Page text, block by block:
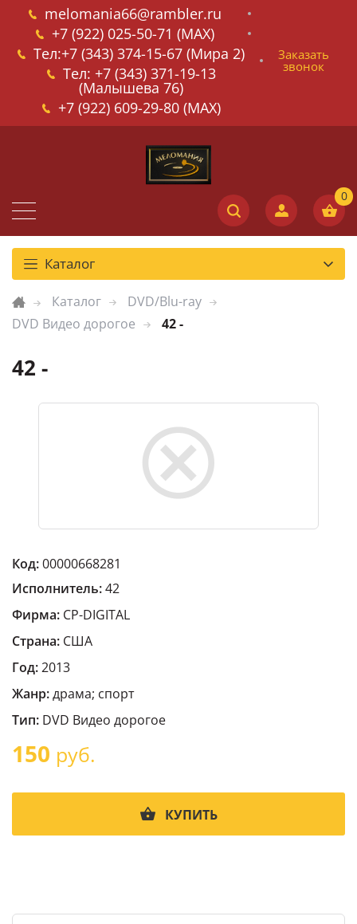
melomania66@rambler.ru
+7 (922) 025-50-71 (MAX)
Тел:+7 (343) 374-15-67 (Мира 2)
Тел: +7 (343) 371-19-13
(Малышева 76)
+7 (922) 609-29-80 (MAX)
Заказать
звонок
Каталог
Каталог
DVD/Blu-ray
DVD Видео дорогое
42 -
42 -
Код:00000668281
Исполнитель:42
Фирма: CP-DIGITAL
Страна: США
Год:2013
Жанр:драма; спорт
Тип: DVD Видео дорогое
150 руб.
КУПИТЬ